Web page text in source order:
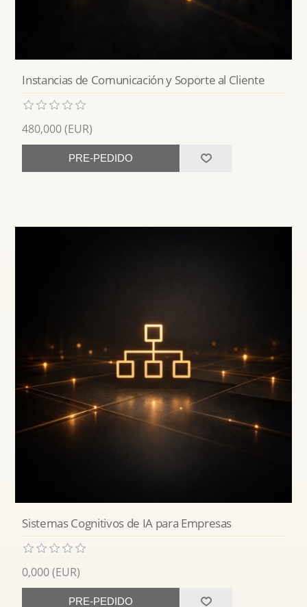
Instancias de Comunicación y Soporte al Cliente
480,000 (EUR)
PRE-PEDIDO
Sistemas Cognitivos de IA para Empresas
0,000 (EUR)
PRE-PEDIDO